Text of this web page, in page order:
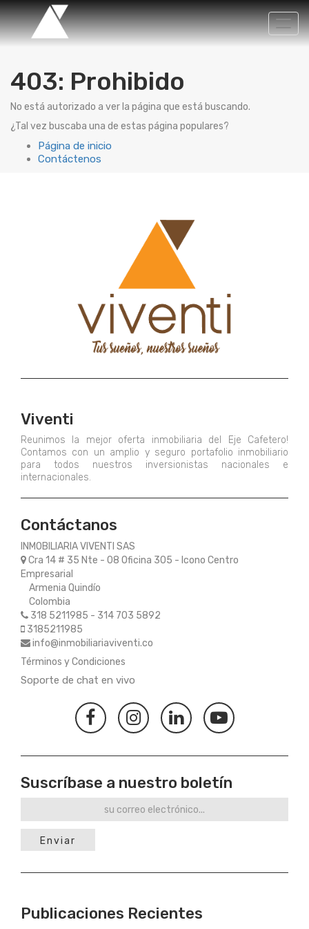
403: Prohibido
No está autorizado a ver la página que está buscando.
¿Tal vez buscaba una de estas página populares?
Página de inicio
Contáctenos
Viventi
Reunimos la mejor oferta inmobiliaria del Eje Cafetero!
Contamos con un amplio y seguro portafolio inmobiliario
para todos nuestros inversionistas nacionales e
internacionales.
Contáctanos
INMOBILIARIA VIVENTI SAS
Cra 14 # 35 Nte - 08 Oficina 305 - Icono Centro
Empresarial
Armenia Quindío
Colombia
318 5211985 - 314 703 5892
3185211985
info@inmobiliariaviventi.co
Términos y Condiciones
Soporte de chat en vivo
Suscríbase a nuestro boletín
Enviar
Publicaciones Recientes